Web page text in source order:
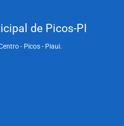
de Picos-PI
- Picos - Piaui.